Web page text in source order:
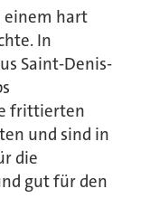
einem hart
In
Saint-Denis-
frittierten
und sind in
die
gut für den